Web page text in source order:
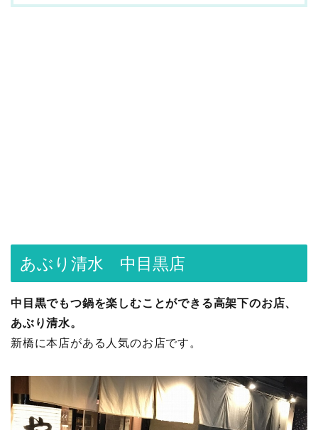
あぶり清水 中目黒店
中目黒でもつ鍋を楽しむことができる高架下のお店、
あぶり清水。
新橋に本店がある人気のお店です。